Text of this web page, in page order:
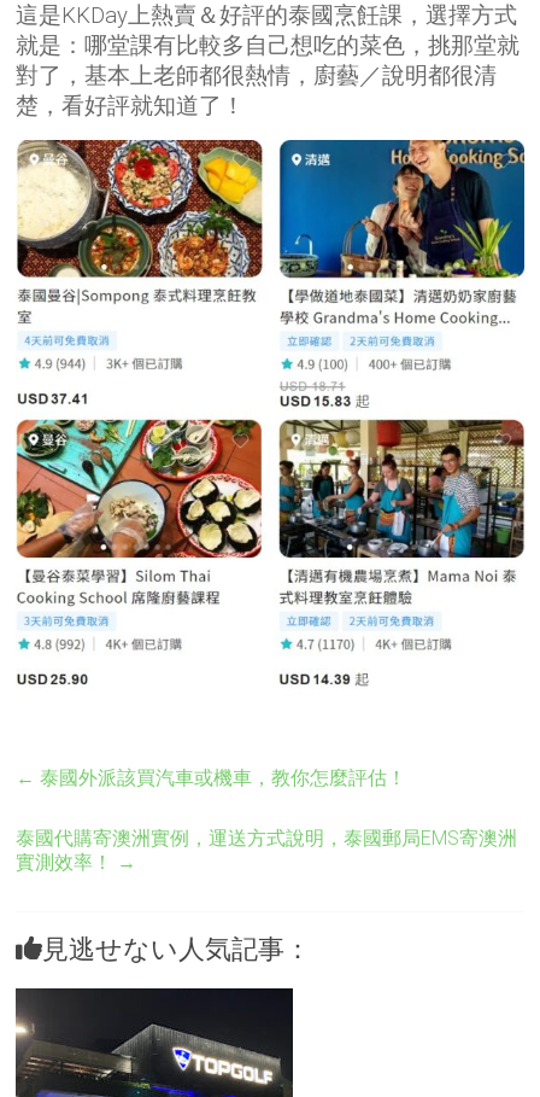
這是KKDay上熱賣＆好評的泰國烹飪課，選擇方式
就是：哪堂課有比較多自己想吃的菜色，挑那堂就
對了，基本上老師都很熱情，廚藝／說明都很清
楚，看好評就知道了！
← 泰國外派該買汽車或機車，教你怎麼評估！
泰國代購寄澳洲實例，運送方式說明，泰國郵局EMS寄澳洲
實測效率！
→
見逃せない人気記事：